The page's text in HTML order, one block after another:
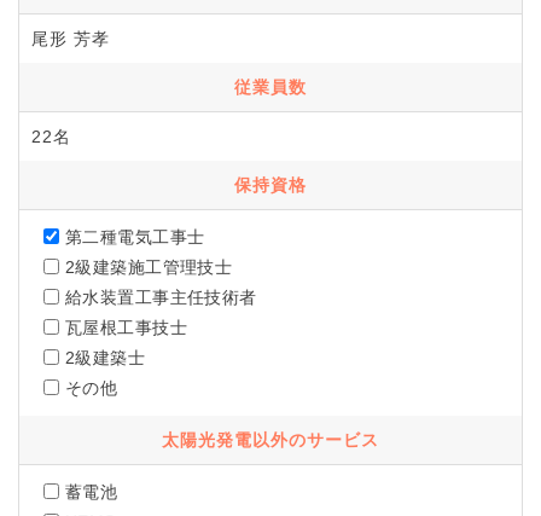
尾形 芳孝
従業員数
22名
保持資格
第二種電気工事士
2級建築施工管理技士
給水装置工事主任技術者
瓦屋根工事技士
2級建築士
その他
太陽光発電以外のサービス
蓄電池